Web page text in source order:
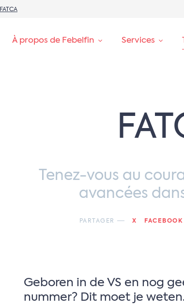
FATCA
À propos de Febelfin Services
Tenez-vous au
avancées
PARTAGER X FACEBOOK
Geboren in de VS en nog
nummer? Dit moet je